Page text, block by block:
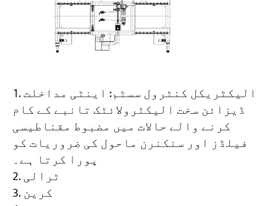
الیکٹریکل کنٹرول سسٹم: اینٹی مداخلت
ڈیزائن سخت الیکٹرولائٹک تانبے کے کام
کرنے والے حالات میں مضبوط مقناطیسی
فیلڈز اور سنکنرن ماحول کی ضروریات کو
پورا کرتا ہے۔
ٹرالی
کرین